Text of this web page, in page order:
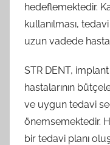
hedeflemektedir.
kullanılması,
uzun vadede
STR DENT,
hastalarının
ve uygun tedavi
önemsemektedir.
bir tedavi planı